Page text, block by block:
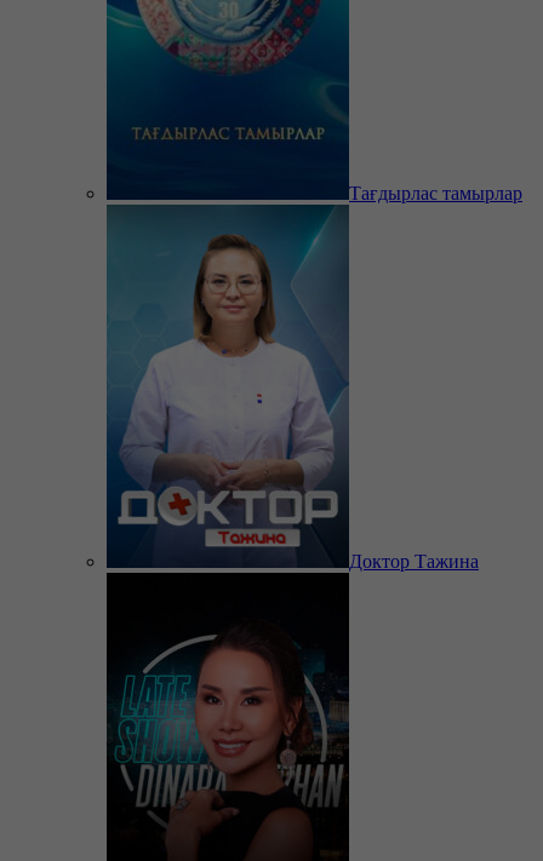
Тағдырлас тамырлар
Доктор Тажина